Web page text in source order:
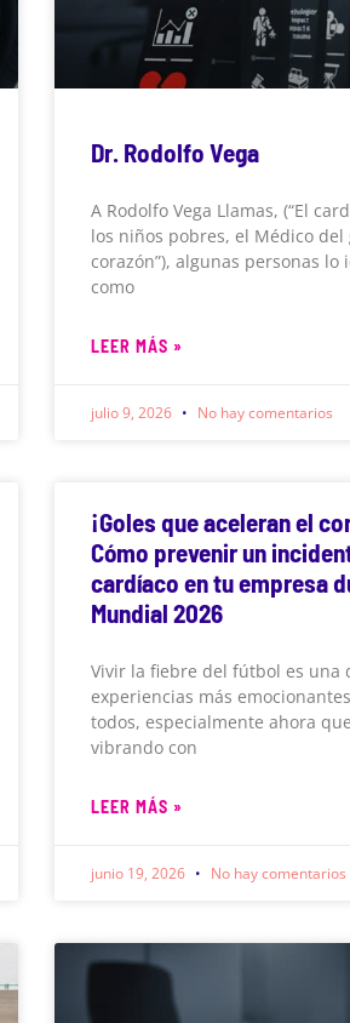
Dr. Rodolfo Vega
A Rodolfo Vega Llamas, (“El
los niños pobres, el Médico del
corazón”), algunas personas lo
como
LEER MÁS »
julio 9, 2026 No hay comentarios
¡Goles que aceleran el
Cómo prevenir un
cardíaco en tu empresa
Mundial 2026
Vivir la fiebre del fútbol es una
experiencias más
todos, especialmente ahora
vibrando con
LEER MÁS »
junio 19, 2026 No hay comentarios